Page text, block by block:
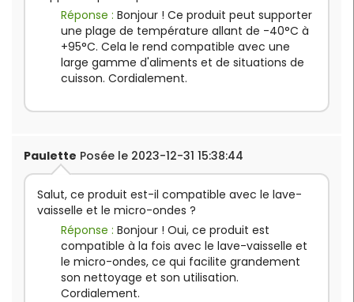
Réponse : Bonjour ! Ce produit peut supporter
une plage de température allant de -40°C à
+95°C. Cela le rend compatible avec une
large gamme d'aliments et de situations de
cuisson. Cordialement.
Paulette Posée le 2023-12-31 15:38:44
Salut, ce produit est-il compatible avec le lave-
vaisselle et le micro-ondes ?
Réponse : Bonjour ! Oui, ce produit est
compatible à la fois avec le lave-vaisselle et
le micro-ondes, ce qui facilite grandement
son nettoyage et son utilisation.
Cordialement.